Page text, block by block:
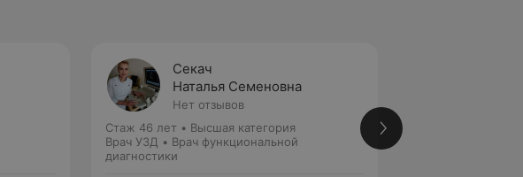
Секач
Наталья Семеновна
Нет отзывов
Стаж 46 лет • Высшая категория
Врач УЗД • Врач функциональной
диагностики